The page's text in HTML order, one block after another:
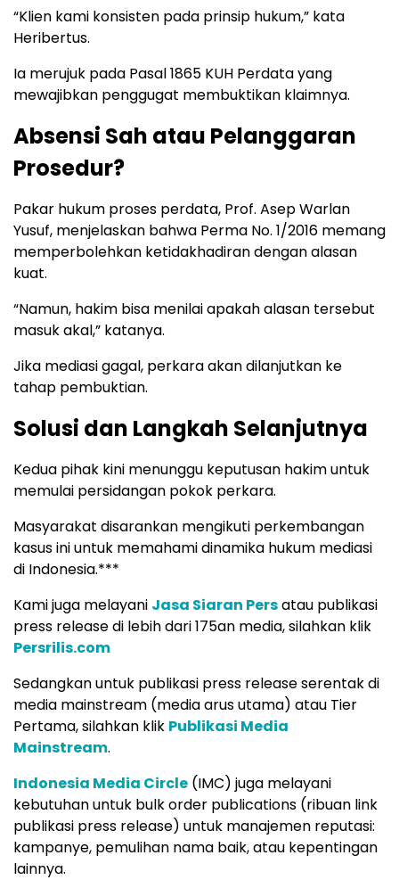
“Klien kami konsisten pada prinsip hukum,” kata
Heribertus.
Ia merujuk pada Pasal 1865 KUH Perdata yang
mewajibkan penggugat membuktikan klaimnya.
Absensi Sah atau Pelanggaran
Prosedur?
Pakar hukum proses perdata, Prof. Asep Warlan
Yusuf, menjelaskan bahwa Perma No. 1/2016 memang
memperbolehkan ketidakhadiran dengan alasan
kuat.
“Namun, hakim bisa menilai apakah alasan tersebut
masuk akal,” katanya.
Jika mediasi gagal, perkara akan dilanjutkan ke
tahap pembuktian.
Solusi dan Langkah Selanjutnya
Kedua pihak kini menunggu keputusan hakim untuk
memulai persidangan pokok perkara.
Masyarakat disarankan mengikuti perkembangan
kasus ini untuk memahami dinamika hukum mediasi
di Indonesia.***
Kami juga melayani Jasa Siaran Persatau publikasi
press release di lebih dari 175an media, silahkan klik
Persrilis.com
Sedangkan untuk publikasi press release serentak di
media mainstream (media arus utama) atau Tier
Pertama, silahkan klik Publikasi Media
Mainstream.
Indonesia Media Circle (IMC) juga melayani
kebutuhan untuk bulk order publications (ribuan link
publikasi press release) untuk manajemen reputasi:
kampanye, pemulihan nama baik, atau kepentingan
lainnya.